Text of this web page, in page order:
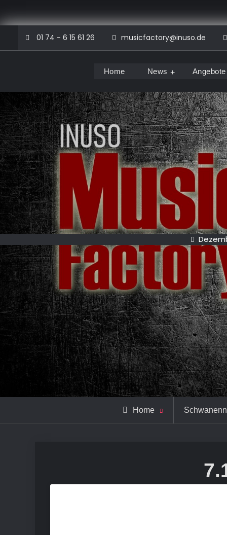
content
01 74 - 6 15 61 26 musicfactory@inuso.de
Home News Angebote
Home